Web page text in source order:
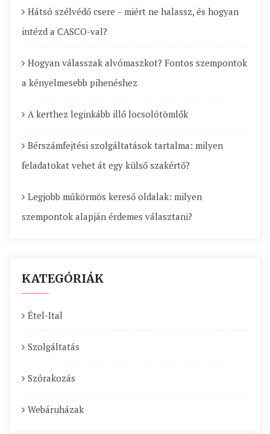
Hátsó szélvédő csere – miért ne halassz, és hogyan
intézd a CASCO-val?
Hogyan válasszak alvómaszkot? Fontos szempontok
a kényelmesebb pihenéshez
A kerthez leginkább illő locsolótömlők
Bérszámfejtési szolgáltatások tartalma: milyen
feladatokat vehet át egy külső szakértő?
Legjobb műkörmös kereső oldalak: milyen
szempontok alapján érdemes választani?
KATEGÓRIÁK
Étel-Ital
Szolgáltatás
Szórakozás
Webáruházak